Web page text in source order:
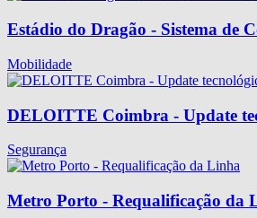
Estádio do Dragão - Sistema de
Mobilidade
DELOITTE Coimbra - Update
Segurança
Metro Porto - Requalificação da